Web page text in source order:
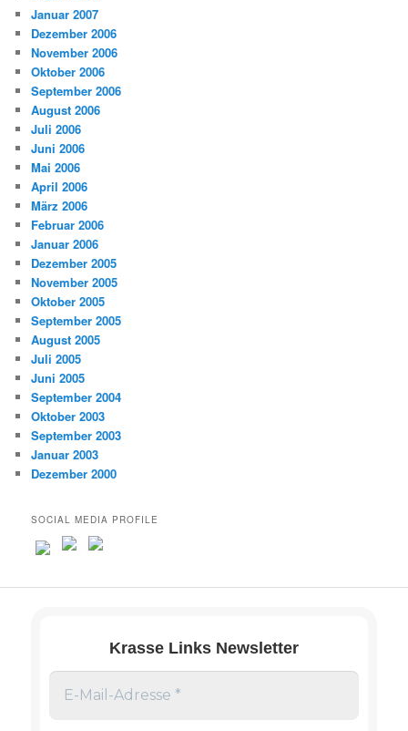
Januar 2007
Dezember 2006
November 2006
Oktober 2006
September 2006
August 2006
Juli 2006
Juni 2006
Mai 2006
April 2006
März 2006
Februar 2006
Januar 2006
Dezember 2005
November 2005
Oktober 2005
September 2005
August 2005
Juli 2005
Juni 2005
September 2004
Oktober 2003
September 2003
Januar 2003
Dezember 2000
SOCIAL MEDIA PROFILE
Krasse Links Newsletter